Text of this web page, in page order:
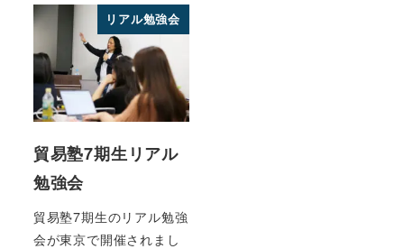
リアル勉強会
貿易塾7期生リアル
勉強会
貿易塾7期生のリアル勉強
会が東京で開催されまし